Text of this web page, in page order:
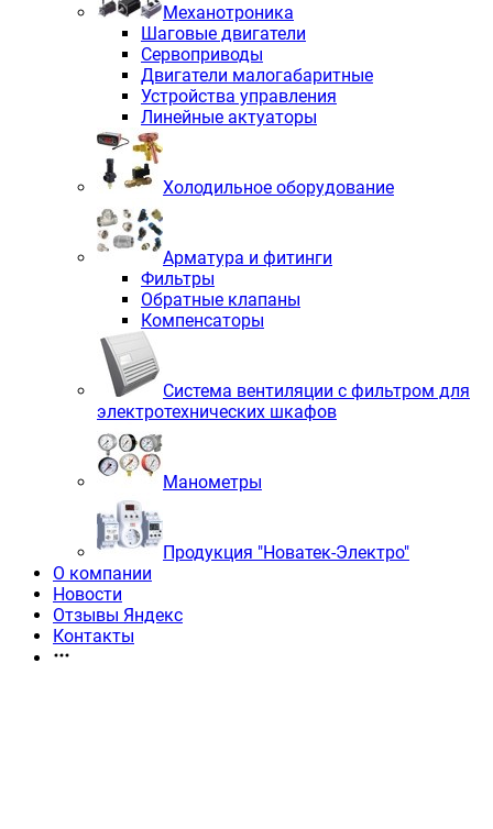
Механотроника
Шаговые двигатели
Сервоприводы
Двигатели малогабаритные
Устройства управления
Линейные актуаторы
Холодильное оборудование
Арматура и фитинги
Фильтры
Обратные клапаны
Компенсаторы
Система вентиляции с фильтром для
электротехнических шкафов
Манометры
Продукция "Новатек-Электро"
О компании
Новости
Отзывы Яндекс
Контакты